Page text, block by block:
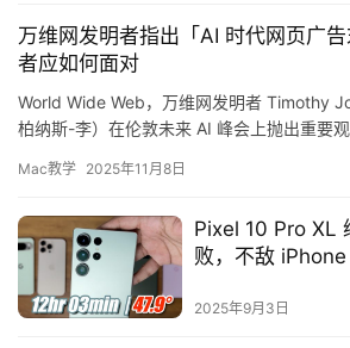
万维网发明者指出「AI 时代网页广
者应如何面对
World Wide Web，万维网发明者 Timothy
柏纳斯-李）在伦敦未来 AI 峰会上抛出重要
Mac教学 2025年11月8日
Pixel 10 Pro XL
败，不敌
2025年9月3日